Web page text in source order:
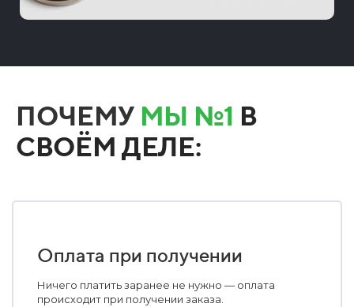
ПОЧЕМУ МЫ №1 В
СВОЁМ ДЕЛЕ:
Оплата при получении
Ничего платить заранее не нужно — оплата
происходит при получении заказа.